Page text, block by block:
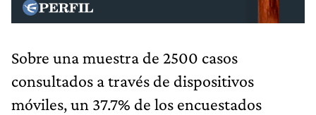
Sobre una muestra de 2500 casos
consultados a través de dispositivos
móviles, un 37.7% de los encuestados